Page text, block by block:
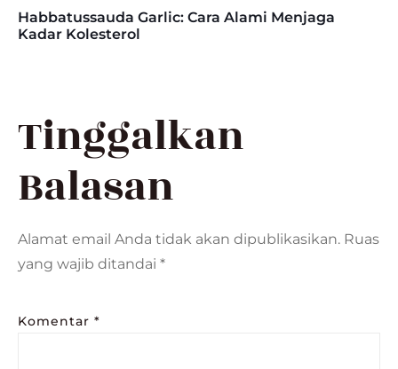
Habbatussauda Garlic: Cara Alami Menjaga
Kadar Kolesterol
Tinggalkan
Balasan
Alamat email Anda tidak akan dipublikasikan. Ruas
yang wajib ditandai *
Komentar *